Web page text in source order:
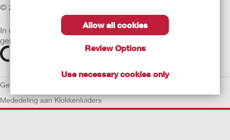
Allow all cookies
Review Options
Use necessary cookies only
© 2026 Hollister Incorporated
In de EU verkochte medische hulpmiddelen dienen
gemarkeerd te zijn met een van de volgende symbolen
Gebruiksvoorwaarden
Mededeling aan Klokkenluiders
De verstrekte informatie is geen medisch advies en is niet